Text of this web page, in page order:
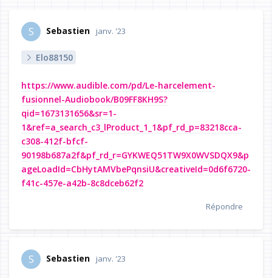
S Sebastien janv. '23
Elo88150
https://www.audible.com/pd/Le-harcelement-
fusionnel-Audiobook/B09FF8KH9S?
qid=1673131656&sr=1-
1&ref=a_search_c3_lProduct_1_1&pf_rd_p=83218cca-
c308-412f-bfcf-
90198b687a2f&pf_rd_r=GYKWEQ51TW9X0WVSDQX9&p
ageLoadId=CbHytAMVbePqnsiU&creativeId=0d6f6720-
f41c-457e-a42b-8c8dceb62f2
Répondre
S Sebastien janv. '23